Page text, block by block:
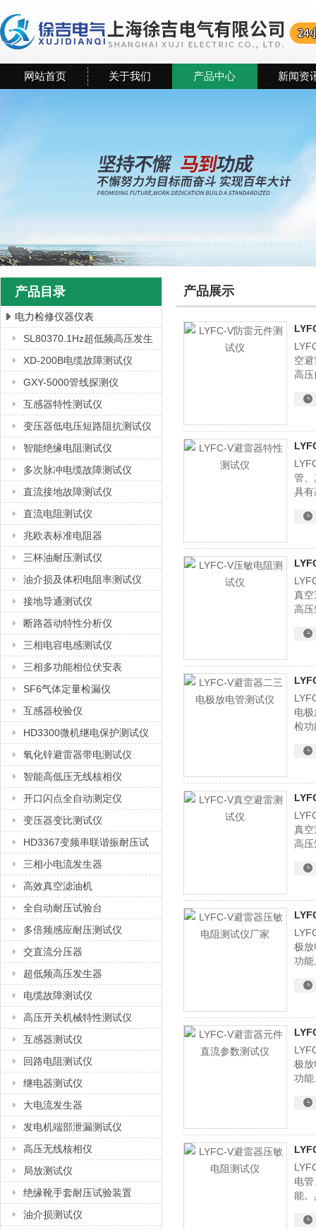
上海徐吉电气有限公司
网站首页 关于我们 产品中心 新闻资
产品目录
电力检修仪器仪表
SL80370.1Hz超低频高压发生
器
XD-200B电缆故障测试仪
GXY-5000管线探测仪
互感器特性测试仪
变压器低电压短路阻抗测试仪
智能绝缘电阻测试仪
多次脉冲电缆故障测试仪
直流接地故障测试仪
直流电阻测试仪
兆欧表标准电阻器
三杯油耐压测试仪
油介损及体积电阻率测试仪
接地导通测试仪
断路器动特性分析仪
三相电容电感测试仪
三相多功能相位伏安表
SF6气体定量检漏仪
互感器校验仪
HD3300微机继电保护测试仪
氧化锌避雷器带电测试仪
智能高低压无线核相仪
开口闪点全自动测定仪
变压器变比测试仪
HD3367变频串联谐振耐压试
验装置
三相小电流发生器
高效真空滤油机
全自动耐压试验台
多倍频感应耐压测试仪
交直流分压器
超低频高压发生器
电缆故障测试仪
高压开关机械特性测试仪
互感器测试仪
回路电阻测试仪
继电器测试仪
大电流发生器
发电机端部泄漏测试仪
高压无线核相仪
局放测试仪
绝缘靴手套耐压试验装置
油介损测试仪
产品展示
空
高压
管、
具有
真空
高压
电
检功
真空
高压
极放
功能
极放
功能
电
能。